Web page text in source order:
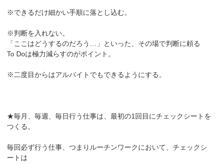
※できるだけ細かい手順に落とし込む。
※判断を入れない。
「ここはどうするのだろう…」といった、その場で判断に頼る
To Doは極力減らすのがポイント。
※二度目からはアルバイトでもできるようにする。
★毎月、毎週、毎日行う仕事は、最初の1回目にチェックシートを
つくる。
毎回必ず行う仕事、つまりルーチンワークにおいて、チェックシ
ートは